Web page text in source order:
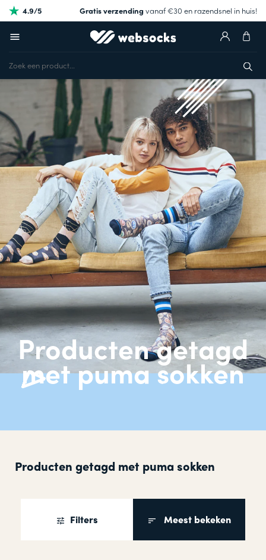
4.9/5 Gratis verzendingvanaf €30 en razendsnel in huis!
Producten getagd
met puma sokken
Producten getagd met puma sokken
Filters Meest bekeken